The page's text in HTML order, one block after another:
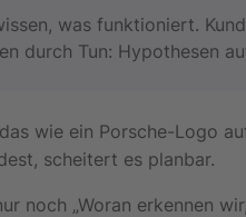
was funktioniert.
durch Tun: Hypothesen
wie ein Porsche-Logo
scheitert es planbar.
noch „Woran erkennen